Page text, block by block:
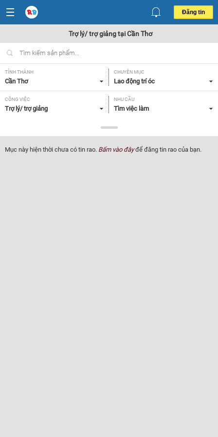
Đăng tin
Trợ lý/ trợ giảng tại Cần Thơ
TỈNH THÀNH
Cần Thơ
CHUYÊN MỤC
Lao động trí óc
CÔNG VIỆC
Trợ lý/ trợ giảng
NHU CẦU
Tìm việc làm
Tất cả
Mục này hiện thời chưa có tin rao. Bấm vào đâyđể đăng tin rao của bạn.